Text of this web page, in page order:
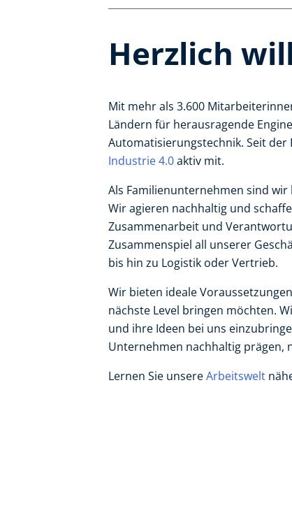
Herzlich
Mit mehr als 3.600
Ländern für herausragende
Automatisierungstechnik. Seit
Industrie 4.0aktiv mit.
Als Familienunternehmen sind
Wir agieren nachhaltig und
Zusammenarbeit und
Zusammenspiel all unserer
bis hin zu Logistik oder Vertrieb.
Wir bieten ideale
nächste Level bringen möchten.
und ihre Ideen bei uns
Unternehmen nachhaltig prägen,
Lernen Sie unsereArbeitswelt